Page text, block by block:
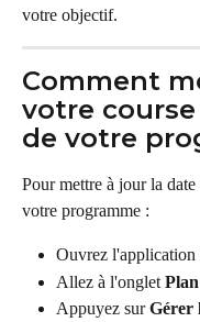
votre objectif.
Comment
votre
de votre
Pour mettre à jour la
votre programme :
Ouvrez l'application
Allez à l'onglet Plan
Appuyez sur Gérer